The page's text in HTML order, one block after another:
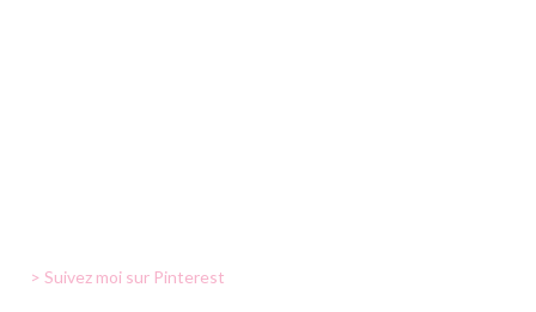
> Suivez moi sur Pinterest